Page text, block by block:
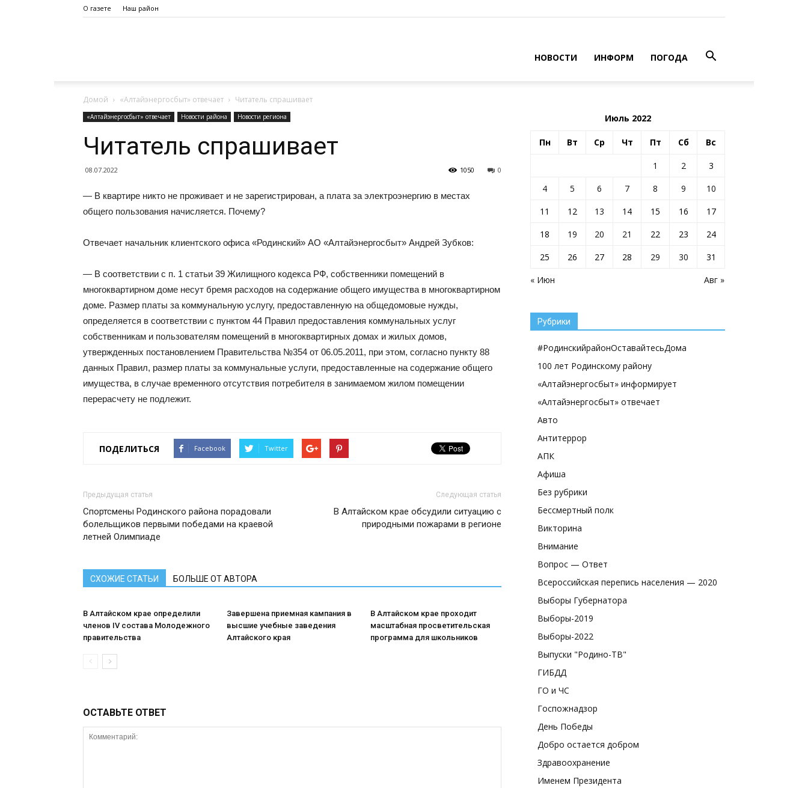
О газете Наш район
Октября
НОВОСТИ ИНФОРМ ПОГОДА
Домой «Алтайэнергосбыт» отвечает Читатель спрашивает
«Алтайэнергосбыт» отвечает Новости района Новости региона
Читатель спрашивает
08.07.2022 0
1050
— В квартире никто не проживает и не зарегистрирован, а плата за электроэнергию в местах
общего пользования начисляется. Почему?
Отвечает начальник клиентского офиса «Родинский» АО «Алтайэнергосбыт» Андрей Зубков:
— В соответствии с п. 1 статьи 39 Жилищного кодекса РФ, собственники помещений в
многоквартирном доме несут бремя расходов на содержание общего имущества в многоквартирном
доме. Размер платы за коммунальную услугу, предоставленную на общедомовые нужды,
определяется в соответствии с пунктом 44 Правил предоставления коммунальных услуг
собственникам и пользователям помещений в многоквартирных домах и жилых домов,
утвержденных постановлением Правительства №354 от 06.05.2011, при этом, согласно пункту 88
данных Правил, размер платы за коммунальные услуги, предоставленные на содержание общего
имущества, в случае временного отсутствия потребителя в занимаемом жилом помещении
перерасчету не подлежит.
ПОДЕЛИТЬСЯ Facebook Twitter
Предыдущая статья
Спортсмены Родинского района порадовали
болельщиков первыми победами на краевой
летней Олимпиаде
Следующая статья
В Алтайском крае обсудили ситуацию с
природными пожарами в регионе
СХОЖИЕ СТАТЬИ БОЛЬШЕ ОТ АВТОРА
В Алтайском крае определили
членов IV состава Молодежного
правительства
Завершена приемная кампания в
высшие учебные заведения
Алтайского края
В Алтайском крае проходит
масштабная просветительская
программа для школьников
ОСТАВЬТЕ ОТВЕТ
Июль 2022
Пн Вт Ср Чт Пт Сб Вс
« Июн Авг »
1 2
3
4
5 6 7 8 9
10
11
12 13 14 15 16
17
18
19 20 21 22 23
24
25
26 27 28 29 30 31
Рубрики
#РодинскийрайонОставайтесьДома
100 лет Родинскому району
«Алтайэнергосбыт» информирует
«Алтайэнергосбыт» отвечает
Авто
Антитеррор
АПК
Афиша
Без рубрики
Бессмертный полк
Викторина
Внимание
Вопрос — Ответ
Всероссийская перепись населения — 2020
Выборы Губернатора
Выборы-2019
Выборы-2022
Выпуски "Родино-ТВ"
ГИБДД
ГО и ЧС
Госпожнадзор
День Победы
Добро остается добром
Здравоохранение
Именем Президента